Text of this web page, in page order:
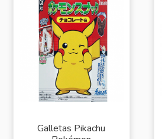
Galletas Pikachu